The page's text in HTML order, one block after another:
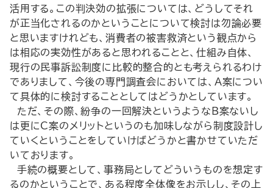
活用する。この判決効の拡張については、どうしてそれ
が正当化されるのかということについて検討は勿論必要
と思いますけれども、消費者の被害救済という観点から
は相応の実効性があると思われることと、仕組み自体、
現行の民事訴訟制度に比較的整合的とも考えられるわけ
でありまして、今後の専門調査会においては、A案につい
て具体的に検討することとしてはどうかとしています。
ただ、その際、紛争の一回解決というようなB案ないし
は更にC案のメリットというのも加味しながら制度設計し
ていくということをしていけばどうかと書かせていただ
いております。
手続の概要として、事務局としてどういうものを想定す
るのかということで、ある程度全体像をお示しし、その上